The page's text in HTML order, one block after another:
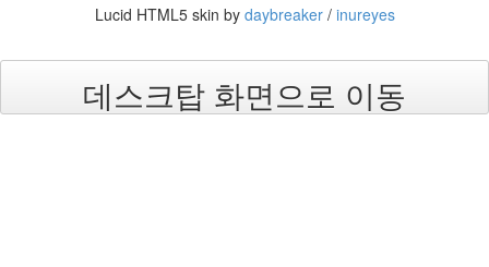
Lucid HTML5 skin by daybreaker/ inureyes
데스크탑 화면으로 이동